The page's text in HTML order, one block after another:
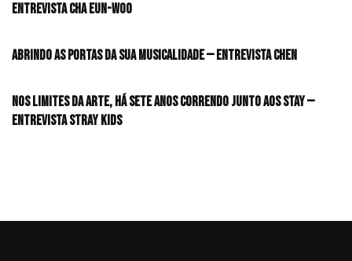
Entrevista CHA EUN-WOO
Abrindo as portas da sua musicalidade — Entrevista CHEN
Nos limites da arte, há sete anos correndo junto aos STAY —
Entrevista Stray Kids